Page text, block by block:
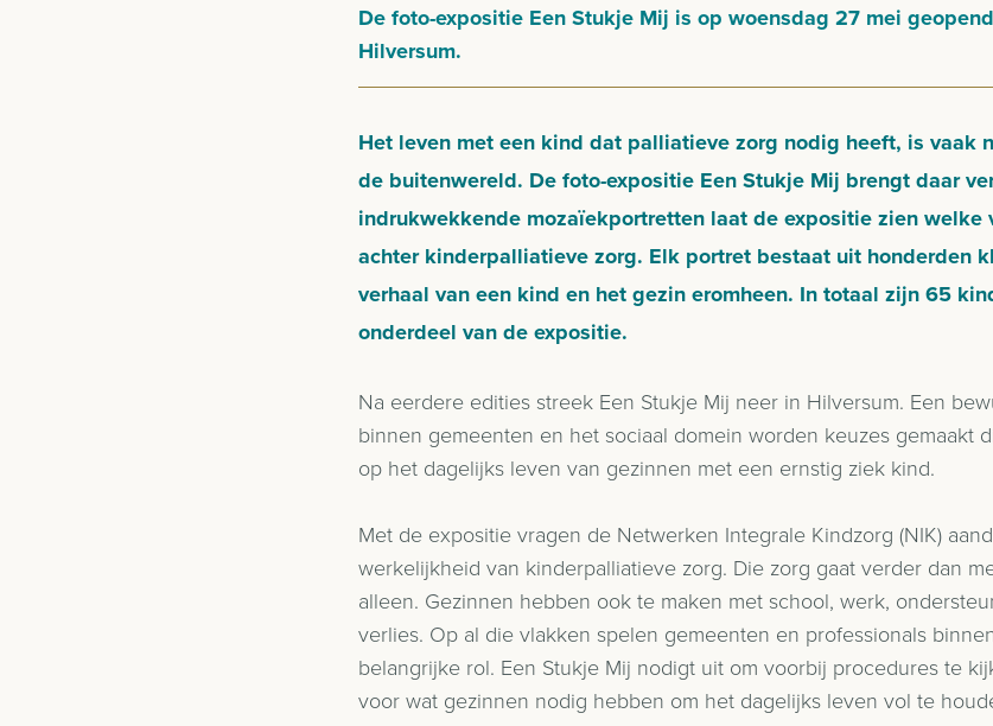
De foto-expositie Een Stukje Mij is op woensdag 27 mei
Hilversum.
Het leven met een kind dat palliatieve zorg nodig heeft, is vaak
de buitenwereld. De foto-expositie Een Stukje Mij brengt daar
indrukwekkende mozaïekportretten laat de expositie zien welke
achter kinderpalliatieve zorg. Elk portret bestaat uit honderden
verhaal van een kind en het gezin eromheen. In totaal zijn 65
onderdeel van de expositie.
Na eerdere edities streek Een Stukje Mij neer in Hilversum. Een
binnen gemeenten en het sociaal domein worden keuzes gemaakt
op het dagelijks leven van gezinnen met een ernstig ziek kind.
Met de expositie vragen de Netwerken Integrale Kindzorg (NIK)
werkelijkheid van kinderpalliatieve zorg. Die zorg gaat verder dan
alleen. Gezinnen hebben ook te maken met school, werk,
verlies. Op al die vlakken spelen gemeenten en professionals
belangrijke rol. Een Stukje Mij nodigt uit om voorbij procedures te
voor wat gezinnen nodig hebben om het dagelijks leven vol te